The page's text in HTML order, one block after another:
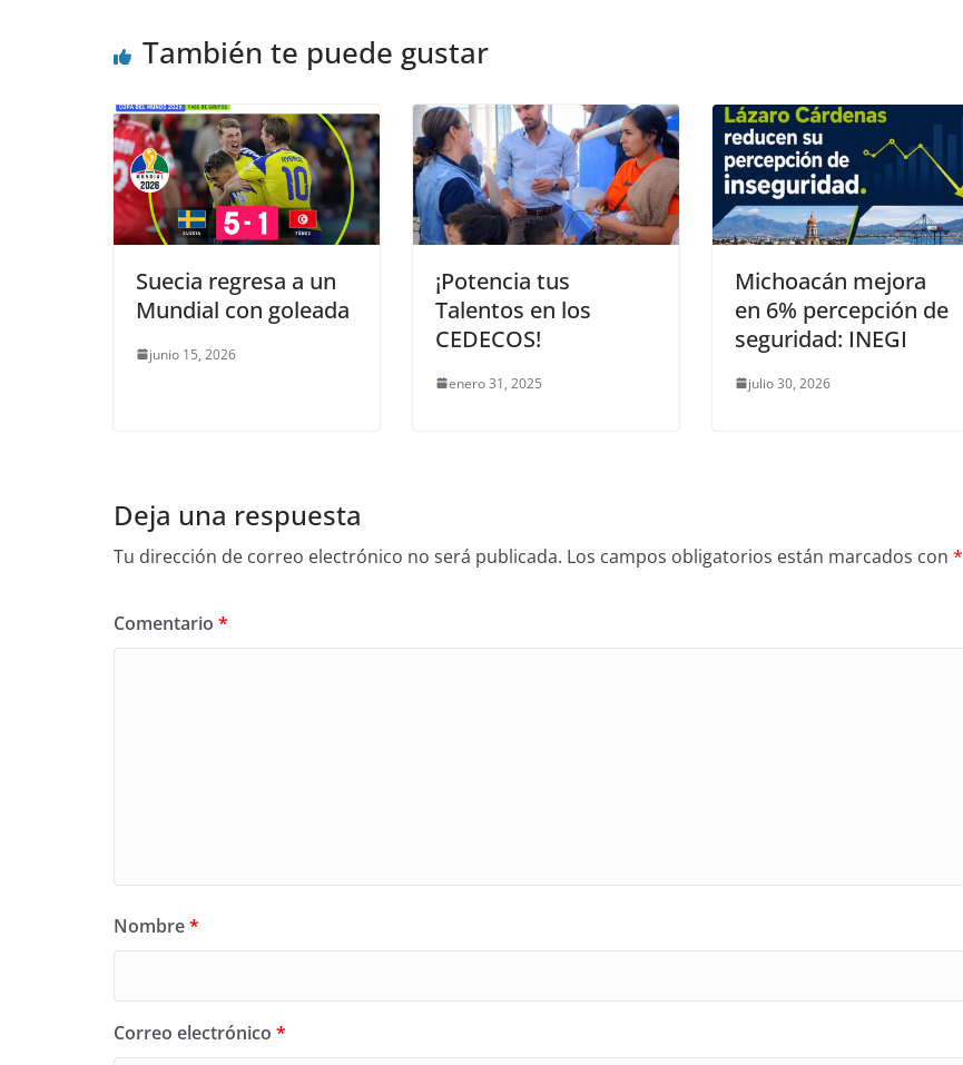
También te puede gustar
Suecia regresa a un
Mundial con goleada
junio 15, 2026
¡Potencia tus
Talentos en los
CEDECOS!
enero 31, 2025
Michoacán mejora
en 6% percepción de
seguridad: INEGI
julio 30, 2026
Deja una respuesta
Tu dirección de correo electrónico no será publicada. Los campos obligatorios están marcados con *
Comentario *
Nombre*
Correo electrónico *